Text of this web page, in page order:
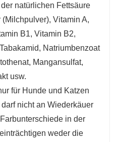
natürlichen Fettsäure
Vitamin A,
B1, Vitamin B2,
Natriumbenzoat
Mangansulfat,
usw.
für Hunde und Katzen
nicht an Wiederkäuer
in der
weder die